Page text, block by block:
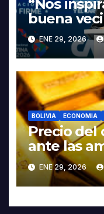
“Nos
buena
discurso
Rodrigo
ENE 29, 2026
BOLIVIA ECONOMIA
Precio del
ante las
contra Irán
ENE 29, 2026